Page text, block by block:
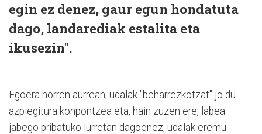
egin ez denez, gaur egun hondatuta
dago, landarediak estalita eta
ikusezin".
Egoera horren aurrean, udalak "beharrezkotzat" jo du
azpiegitura konpontzea eta, hain zuzen ere, labea
jabego pribatuko lurretan dagoenez, udalak eremu